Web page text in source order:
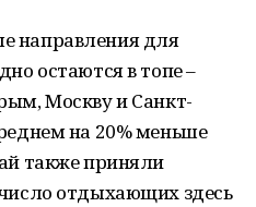
направления для
остаются в топе –
Москву и Санкт-
на 20% меньше
также приняли
отдыхающих здесь